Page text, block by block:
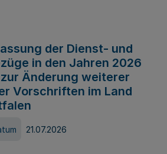
der Dienst- und
in den Jahren 2026
Änderung weiterer
Vorschriften im Land
21.07.2026